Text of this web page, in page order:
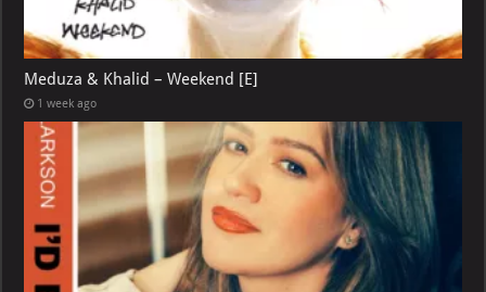
Meduza & Khalid – Weekend [E]
1 week ago